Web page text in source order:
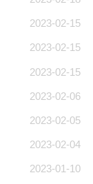
2023-02-15
2023-02-15
2023-02-15
2023-02-06
2023-02-05
2023-02-04
2023-01-10